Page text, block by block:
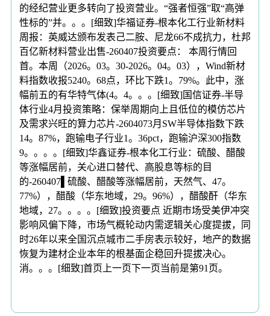
的经纪营业更多转向了投资营业。“强者恒强”取“高弹
性标的”并。。。[细致]华福证券-根本化工行业新材料
周报：英威达颁布发表己二胺、尼龙66不成抗力，杜邦
百亿新材料营业出售-260407投资要点： 本周行情回
首。本周（2026。03。30-2026。04。03），Wind新材
料指数收报5240。68点，环比下跌1。79%。此中，涨
幅前五的有华特气体(4。4。。。[细致]国信证券-半导
体行业4月投资策略：保举周期向上且低位的模仿芯片
及需求兴旺的算力芯片-2604073月SW半导体指数下跌
14。87%，跑输电子行业1。36pct，跑输沪深300指数
9。。。。[细致]华鑫证券-根本化工行业：硫酸、醋酸
等涨幅居前，关心进口替代、高股息等标的目
的-260407▌硫酸、醋酸等涨幅居前，天然气、47。
77%），醋酸（华东地域，29。96%），醋酸酐（华东
地域，27。。。。[细致]投资要点 近期市场受美伊冲突
影响风偏下降，市场气概轮动内需逻辑关心度提拔，同
时26年以来全国沉点城市二手房表示较好，地产的数据
恢复为建材企业本年的根基面企稳回升提拔决心。
消。。。[细致]首页上一页下一页当前是第91页。